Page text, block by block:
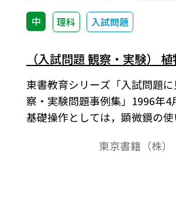
中 理科 入試問題
（入試問題 観察・実験）
東書教育シリーズ「入試問題
察・実験問題事例集」1996年4
基礎操作としては，顕微鏡の
でなく，よく見えなかったと
東京書籍（株